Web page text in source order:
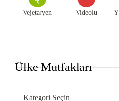
Vejetaryen Videolu
Ülke Mutfakları